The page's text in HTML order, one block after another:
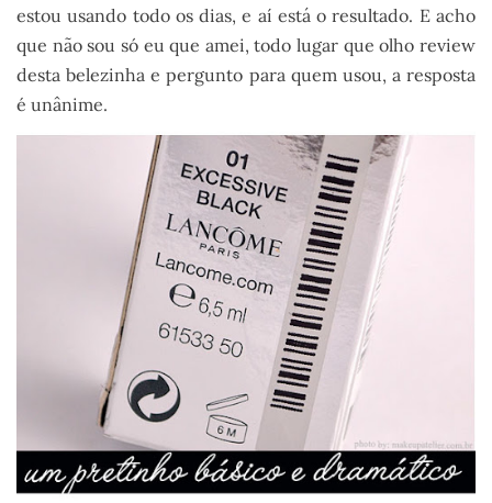
estou usando todo os dias, e aí está o resultado. E acho
que não sou só eu que amei, todo lugar que olho review
desta belezinha e pergunto para quem usou, a resposta
é unânime.